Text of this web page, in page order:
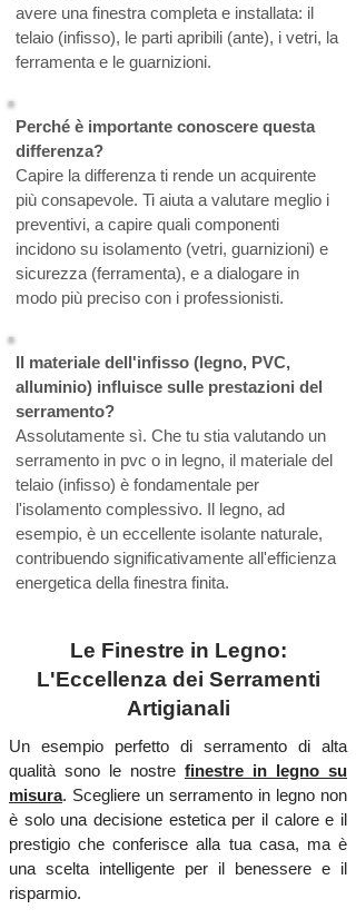
avere una finestra completa e installata: il
telaio (infisso), le parti apribili (ante), i vetri, la
ferramenta e le guarnizioni.
Perché è importante conoscere questa
differenza?
Capire la differenza ti rende un acquirente
più consapevole. Ti aiuta a valutare meglio i
preventivi, a capire quali componenti
incidono su isolamento (vetri, guarnizioni) e
sicurezza (ferramenta), e a dialogare in
modo più preciso con i professionisti.
Il materiale dell'infisso (legno, PVC,
alluminio) influisce sulle prestazioni del
serramento?
Assolutamente sì. Che tu stia valutando un
serramento in pvc o in legno, il materiale del
telaio (infisso) è fondamentale per
l'isolamento complessivo. Il legno, ad
esempio, è un eccellente isolante naturale,
contribuendo significativamente all'efficienza
energetica della finestra finita.
Le Finestre in Legno:
L'Eccellenza dei Serramenti
Artigianali
Un esempio perfetto di serramento di alta
qualità sono le nostre finestre in legno su
misura. Scegliere un serramento in legno non
è solo una decisione estetica per il calore e il
prestigio che conferisce alla tua casa, ma è
una scelta intelligente per il benessere e il
risparmio.